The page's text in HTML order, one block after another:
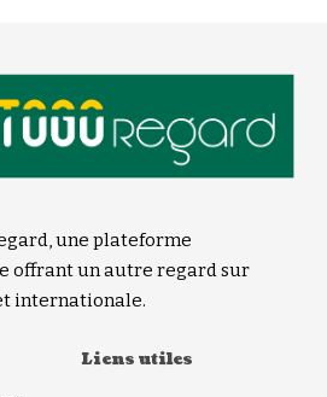
une plateforme
offrant un autre regard sur
internationale.
Liens utiles